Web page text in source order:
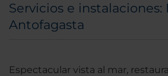
Servicios e instalaciones:
Antofagasta
Espectacular vista al mar,